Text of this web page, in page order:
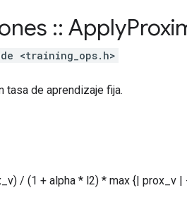
:: Apply
<training_ops.h>
tasa de aprendizaje fija.
/ (1 + alpha * l2) * max {| prox_v |